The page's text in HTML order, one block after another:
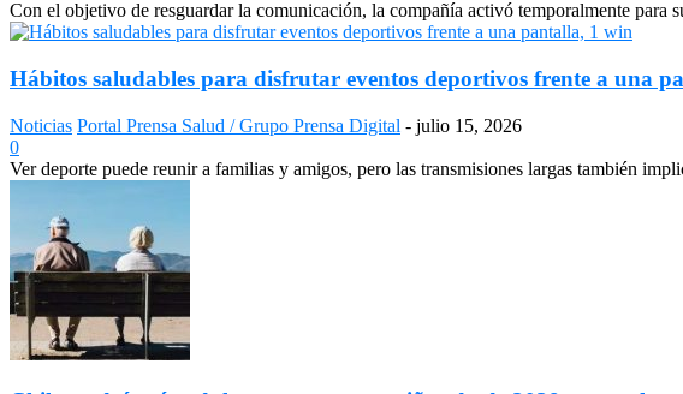
Con el objetivo de resguardar la comunicación, la compañía activó temporalmente
Hábitos saludables para disfrutar eventos deportivos frente a una
Noticias Portal Prensa Salud / Grupo Prensa Digital - julio 15, 2026
0
Ver deporte puede reunir a familias y amigos, pero las transmisiones largas también